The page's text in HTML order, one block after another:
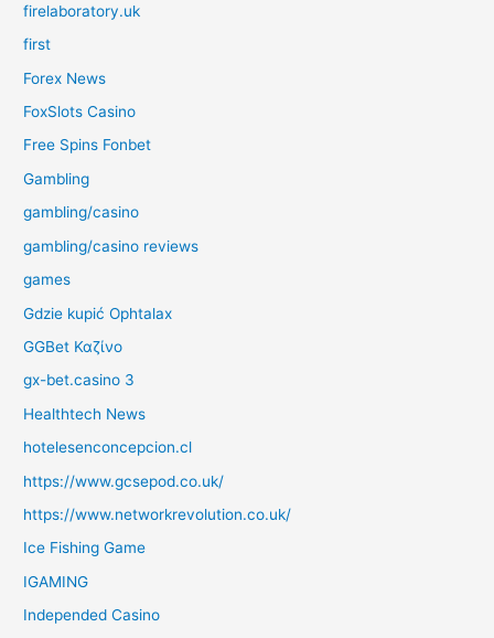
firelaboratory.uk
first
Forex News
FoxSlots Casino
Free Spins Fonbet
Gambling
gambling/casino
gambling/casino reviews
games
Gdzie kupić Ophtalax
GGBet Καζίνο
gx-bet.casino 3
Healthtech News
hotelesenconcepcion.cl
https://www.gcsepod.co.uk/
https://www.networkrevolution.co.uk/
Ice Fishing Game
IGAMING
Independed Casino